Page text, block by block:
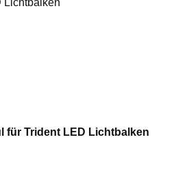
für Trident LED Lichtbalken